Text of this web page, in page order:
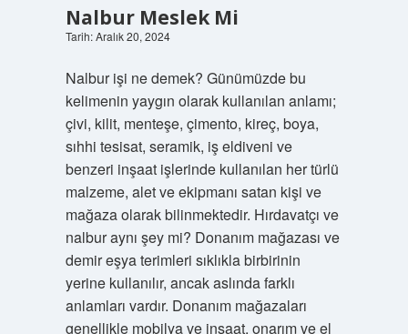
Nalbur Meslek Mi
Tarih: Aralık 20, 2024
Nalbur işi ne demek? Günümüzde bu
kelimenin yaygın olarak kullanılan anlamı;
çivi, kilit, menteşe, çimento, kireç, boya,
sıhhi tesisat, seramik, iş eldiveni ve
benzeri inşaat işlerinde kullanılan her türlü
malzeme, alet ve ekipmanı satan kişi ve
mağaza olarak bilinmektedir. Hırdavatçı ve
nalbur aynı şey mi? Donanım mağazası ve
demir eşya terimleri sıklıkla birbirinin
yerine kullanılır, ancak aslında farklı
anlamları vardır. Donanım mağazaları
genellikle mobilya ve inşaat, onarım ve el